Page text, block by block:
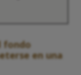
fondo
en una